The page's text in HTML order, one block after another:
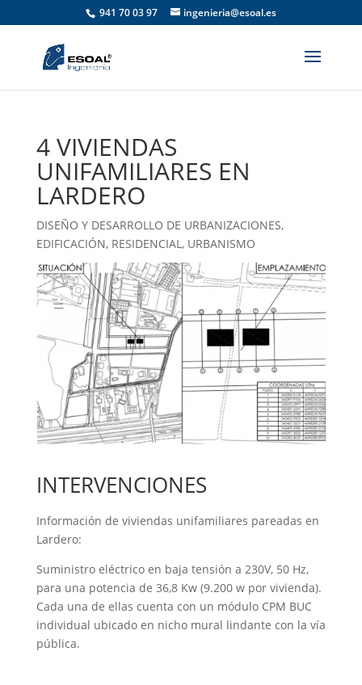
941 70 03 97 ingenieria@esoal.es
4 VIVIENDAS
UNIFAMILIARES EN
LARDERO
DISEÑO Y DESARROLLO DE URBANIZACIONES,
EDIFICACIÓN, RESIDENCIAL, URBANISMO
INTERVENCIONES
Información de viviendas unifamiliares pareadas en
Lardero:
Suministro eléctrico en baja tensión a 230V, 50 Hz,
para una potencia de 36,8 Kw (9.200 w por vivienda).
Cada una de ellas cuenta con un módulo CPM BUC
individual ubicado en nicho mural lindante con la vía
pública.